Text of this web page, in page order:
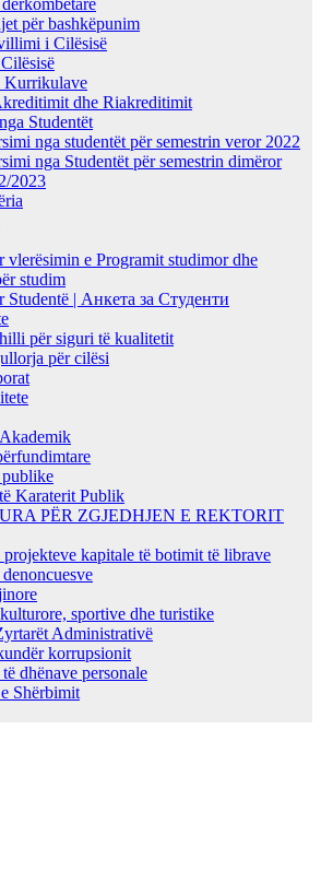
për bashkëpunim
i Cilësisë
dhe Riakreditimit
Studentët
nga studentët për semestrin veror 2022
nga Studentët për semestrin dimëror
2023
vlerësimin e Programit studimor dhe
studim
Studentë | Анкета за Студенти
për siguri të kualitetit
për cilësi
Karaterit Publik
PËR ZGJEDHJEN E REKTORIT
kapitale të botimit të librave
sportive dhe turistike
Administrativë
korrupsionit
dhënave personale
Shërbimit